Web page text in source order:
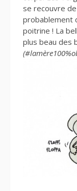
se recouvre
probablement
poitrine ! La
plus beau des